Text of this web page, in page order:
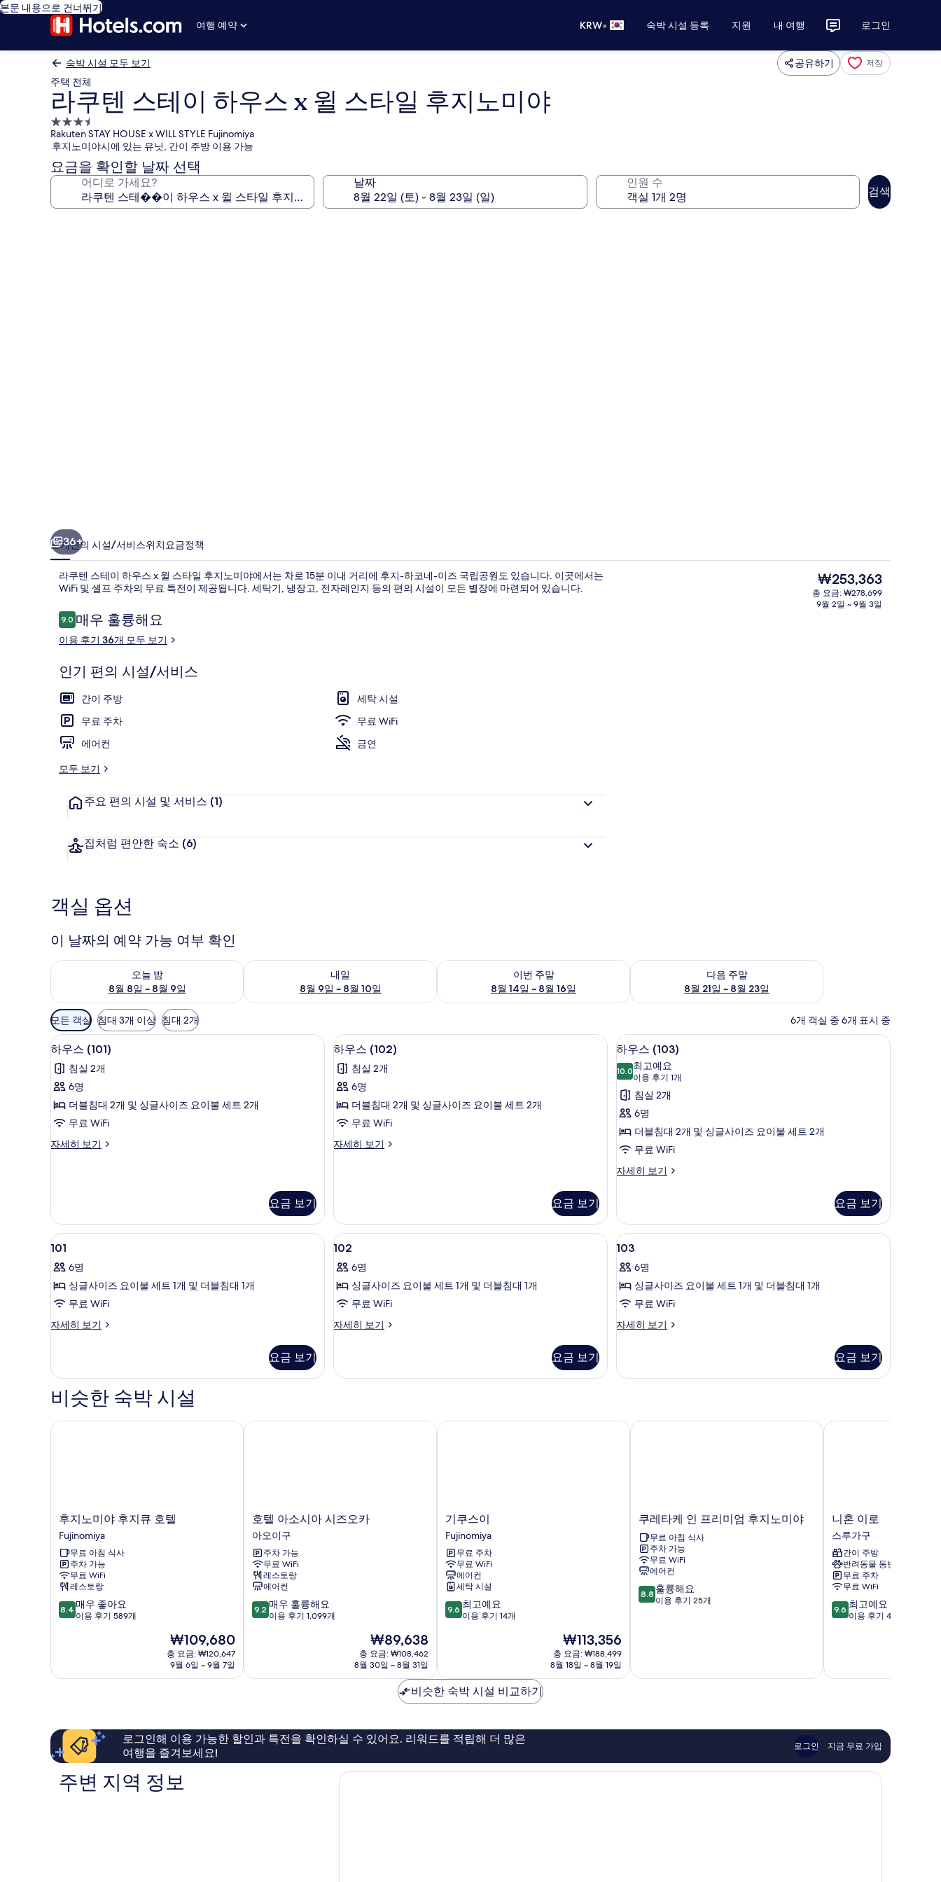
본문 내용으로 건너뛰기
여행 예약
KRW• 숙박 시설 등록 지원 내 여행 로그인
숙박 시설 모두 보기 공유하기 저장
주택 전체
라쿠텐 스테이 하우스 x 윌 스타일 후지노미야
3.5
성
급
숙
박
Rakuten STAY HOUSE x WILL STYLE Fujinomiya
후지노미야시에 있는 유닛, 간이 주방 이용 가능
요금을 확인할 날짜 선택
어디로 가세요? 날짜 인원 수
검색
후
지
노
야
의
사
진
갤
러
리
책상, 다리미/다리미판, 무료 WiFi
36+
소개편의 시설/서비스위치요금정책
라쿠텐 스테이 하우스 x 윌 스타일 후지노미야에서는 차로 15분 이내 거리에 후지-하코네-이즈 국립공원도 있습니다. 이곳에서는
WiFi 및 셀프 주차의 무료 특전이 제공됩니다. 세탁기, 냉장고, 전자레인지 등의 편의 시설이 모든 별장에 마련되어 있습니다.
이
용
후
9.010점 만점 중 9.0점.
매우 훌륭해요
이용 후기 36개 모두 보기
인기 편의 시설/서비스
간이 주방
세탁 시설
무료 주차
무료 WiFi
에어컨
금연
모두 보기
주요 편의 시설 및 서비스 (1)
집처럼 편안한 숙소 (6)
현
재
가
₩253,363
총 요금: ₩278,699
9월 2일 ~ 9월 3일
객실 옵션
이 날짜의 예약 가능 여부 확인
오늘 밤
8월 8일 ~ 8월 9일
오늘 밤 예약 가능 여부 확인, 8월 8일 ~ 8월 9일
내일
8월 9일 ~ 8월 10일
내일 예약 가능 여부 확인, 8월 9일 ~ 8월 10일
이번 주말
8월 14일 ~ 8월 16일
이번 주말 예약 가능 여부 확인, 8월 14일 ~ 8월 16일
다음 주말
8월 21일 ~ 8월 23일
다음 주말 예약 가능 여부 확인, 8월 21일 ~ 8월 23일
객
실
에
사
용
가
능
한
필
터
모든 객실 침대 3개 이상 침대 2개 6개 객실 중 6개 표시 중
하
우
스
(101)
사
진
모
위성 채널 시청이 가능한 45인치 평면 TV, TV
26
하우스 (101)
침실 2개
6명
더블침대 2개 및 싱글사이즈 요이불 세트 2개
무료 WiFi
자세히 보기
하
히
보
기
요금 보기
하
우
스
(102)
사
진
모
26
하우스 (102)
침실 2개
6명
더블침대 2개 및 싱글사이즈 요이불 세트 2개
무료 WiFi
자세히 보기
하
히
보
기
요금 보기
하
우
스
(103)
사
진
모
두
26
하우스 (103)
10.010.0점 만점 중 10점
최고예요
이용 후기 1개
(이
용
후
기
개)
침실 2개
6명
더블침대 2개 및 싱글사이즈 요이불 세트 2개
무료 WiFi
자세히 보기
하
자
세
히
기
요금 보기
101
사
진
모
두
보
책상, 다리미/다리미판, 무료 WiFi
26
101
6명
싱글사이즈 요이불 세트 1개 및 더블침대 1개
무료 WiFi
자세히 보기
101
보
요금 보기
102
사
진
모
두
보
책상, 다리미/다리미판, 무료 WiFi
23
102
6명
싱글사이즈 요이불 세트 1개 및 더블침대 1개
무료 WiFi
자세히 보기
102
보
요금 보기
103
사
진
모
두
보
책상, 다리미/다리미판, 무료 WiFi
23
103
6명
싱글사이즈 요이불 세트 1개 및 더블침대 1개
무료 WiFi
자세히 보기
103
보
요금 보기
비슷한 숙박 시설
후
지
노
미
야
후
지
큐
호
후지노미야 후지큐 호텔
Fujinomiya
무료 아침 식사
주차 가능
무료 WiFi
레스토랑
10
점
점,
아
이
용
후
8.4 매우 좋아요
이용 후기 589개
현
재
요
₩109,680
총 요금: ₩120,647
9월 6일 ~ 9월 7일
후지노미야 후지큐 호텔
호
텔
아
소
시
아
시
즈
오
구
호텔 아소시아 시즈오카
아오이구
주차 가능
무료 WiFi
레스토랑
에어컨
10
점
점,
륭
해
이
9.2 매우 훌륭해요
이용 후기 1,099개
현
재
요
₩89,638
₩89,638
총 요금: ₩108,462
8월 30일 ~ 8월 31일
호텔 아소시아 시즈오카
기
쿠
스
이
Fujinomiya
기쿠스이
Fujinomiya
무료 주차
무료 WiFi
에어컨
세탁 시설
10
점
점,
최
고
요,
이
후
9.6 최고예요
이용 후기 14개
현
재
요
₩113,356
총 요금: ₩188,499
8월 18일 ~ 8월 19일
기쿠스이
쿠
타
케
인
리
미
야
쿠레타케 인 프리미엄 후지노미야
무료 아침 식사
주차 가능
무료 WiFi
에어컨
10
점
훌
이
기
8.8 훌륭해요
이용 후기 25개
쿠레타케 인 프리미엄 후지노미야
니
혼
이
로
스
루
가
구
니혼 이로
스루가구
간이 주방
반려동물 동반 가능
무료 주차
무료 WiFi
10
점
점,
요,
이
용
후
9.6 최고예요
이용 후기 40개
니혼 이로
비슷한 숙박 시설 비교하기
로그인해 이용 가능한 할인과 특전을 확인하실 수 있어요. 리워드를 적립해 더 많은
여행을 즐겨보세요!
로그인 지금 무료 가입
주변 지역 정보